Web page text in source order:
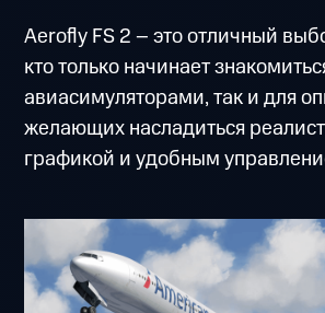
Aerofly FS 2 – это отличный
кто только начинает
авиасимуляторами, так и для
желающих насладиться
графикой и удобным